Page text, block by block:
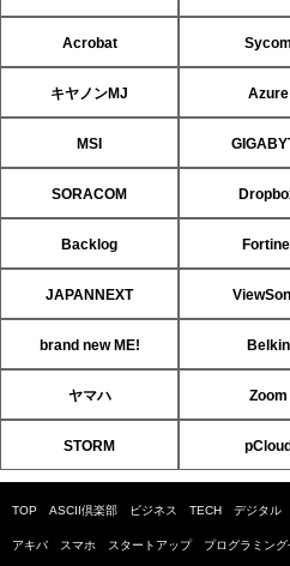
Acrobat Sycom
キヤノンMJ Azure
MSI
SORACOM
Backlog
JAPANNEXT
brand new ME! Belkin
ヤマハ Zoom
STORM pCloud
TOP ASCII倶楽部 ビジネス TECH デジタル
アキバ スマホ スタートアップ プログラミング